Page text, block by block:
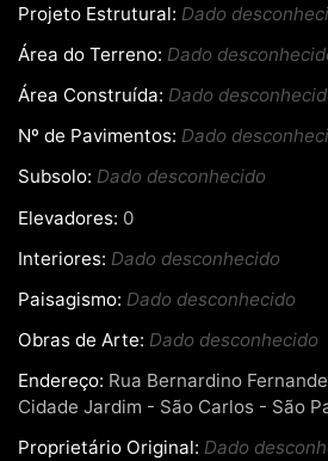
Projeto Estrutural: Dado
Área do Terreno: Dado
Área Construída: Dado
Nº de Pavimentos: Dado
Subsolo: Dado desconhecido
Elevadores: 0
Interiores: Dado desconhecido
Paisagismo: Dado desconhecido
Obras de Arte: Dado desconhecido
Endereço: Rua Bernardino
Cidade Jardim - São Carlos - São
Proprietário Original: Dado